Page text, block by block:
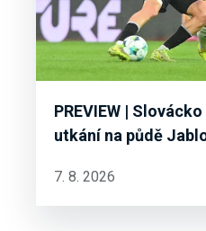
PREVIEW |
utkání na půdě
7. 8. 2026